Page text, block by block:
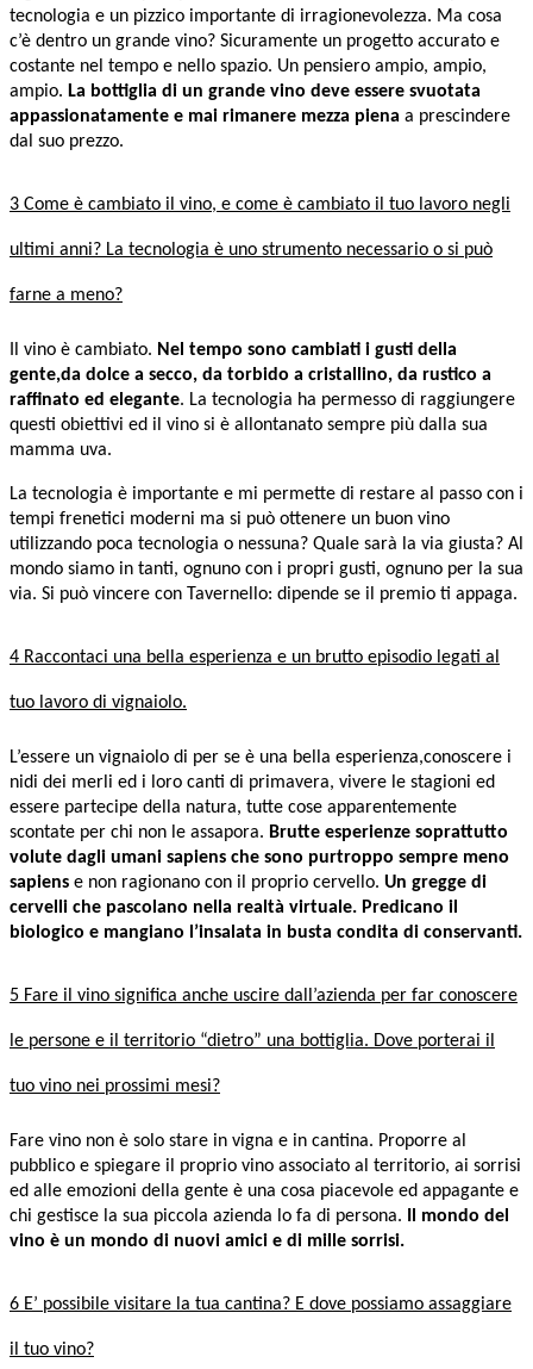
tecnologia e un pizzico importante di irragionevolezza. Ma cosa
c’è dentro un grande vino? Sicuramente un progetto accurato e
costante nel tempo e nello spazio. Un pensiero ampio, ampio,
ampio. La bottiglia di un grande vino deve essere svuotata
appassionatamente e mai rimanere mezza piena a prescindere
dal suo prezzo.
3 Come è cambiato il vino, e come è cambiato il tuo lavoro negli
ultimi anni? La tecnologia è uno strumento necessario o si può
farne a meno?
Il vino è cambiato. Nel tempo sono cambiati i gusti della
gente,da dolce a secco, da torbido a cristallino, da rustico a
raffinato ed elegante. La tecnologia ha permesso di raggiungere
questi obiettivi ed il vino si è allontanato sempre più dalla sua
mamma uva.
La tecnologia è importante e mi permette di restare al passo con i
tempi frenetici moderni ma si può ottenere un buon vino
utilizzando poca tecnologia o nessuna? Quale sarà la via giusta? Al
mondo siamo in tanti, ognuno con i propri gusti, ognuno per la sua
via. Si può vincere con Tavernello: dipende se il premio ti appaga.
4 Raccontaci una bella esperienza e un brutto episodio legati al
tuo lavoro di vignaiolo.
L’essere un vignaiolo di per se è una bella esperienza,conoscere i
nidi dei merli ed i loro canti di primavera, vivere le stagioni ed
essere partecipe della natura, tutte cose apparentemente
scontate per chi non le assapora. Brutte esperienze soprattutto
volute dagli umani sapiens che sono purtroppo sempre meno
sapiens e non ragionano con il proprio cervello. Un gregge di
cervelli che pascolano nella realtà virtuale. Predicano il
biologico e mangiano l’insalata in busta condita di conservanti.
5 Fare il vino significa anche uscire dall’azienda per far conoscere
le persone e il territorio “dietro” una bottiglia. Dove porterai il
tuo vino nei prossimi mesi?
Fare vino non è solo stare in vigna e in cantina. Proporre al
pubblico e spiegare il proprio vino associato al territorio, ai sorrisi
ed alle emozioni della gente è una cosa piacevole ed appagante e
chi gestisce la sua piccola azienda lo fa di persona.
Il mondo del
vino è un mondo di nuovi amici e di mille sorrisi.
6 E’ possibile visitare la tua cantina? E dove possiamo assaggiare
il tuo vino?